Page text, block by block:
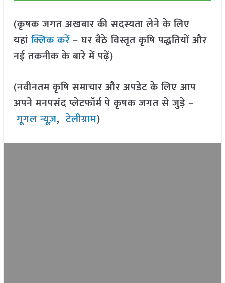
(कृषक जगत अखबार की सदस्यता लेने के लिए
यहांक्लिक करें– घर बैठे विस्तृत कृषि पद्धतियों और
नई तकनीक के बारे में पढ़ें)
(नवीनतम कृषि समाचार और अपडेट के लिए आप
अपने मनपसंद प्लेटफॉर्म पे कृषक जगत से जुड़े –
गूगल न्यूज़,टेलीग्राम)